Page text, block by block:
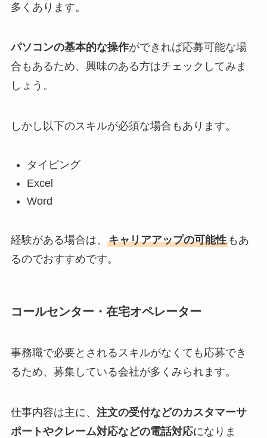
多くあります。
パソコンの基本的な操作ができれば応募可能な場
合もあるため、興味のある方はチェックしてみま
しょう。
しかし以下のスキルが必須な場合もあります。
タイピング
Excel
Word
経験がある場合は、 キャリアアップの可能性もあ
るのでおすすめです。
コールセンター・在宅オペレーター
事務職で必要とされるスキルがなくても応募でき
るため、募集している会社が多くみられます。
仕事内容は主に、 注文の受付などのカスタマーサ
ポートやクレーム対応などの電話対応になりま